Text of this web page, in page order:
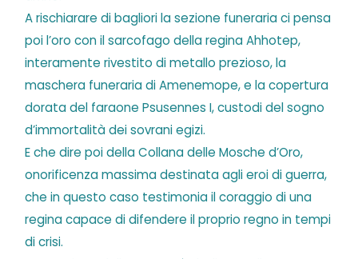
A rischiarare di bagliori la sezione funeraria ci pensa
poi l’oro con il sarcofago della regina Ahhotep,
interamente rivestito di metallo prezioso, la
maschera funeraria di Amenemope, e la copertura
dorata del faraone Psusennes I, custodi del sogno
d’immortalità dei sovrani egizi.
E che dire poi della Collana delle Mosche d’Oro,
onorificenza massima destinata agli eroi di guerra,
che in questo caso testimonia il coraggio di una
regina capace di difendere il proprio regno in tempi
di crisi.